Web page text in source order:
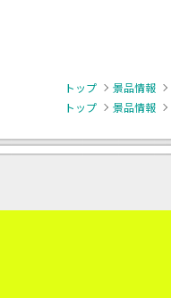
トップ 景品情報
トップ
景品情報